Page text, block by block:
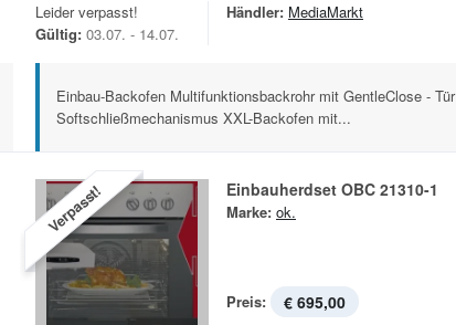
Leider verpasst!
Gültig: 03.07. - 14.07.
Händler: MediaMarkt
Einbau-Backofen Multifunktionsbackrohr mit GentleClose - Tür
Softschließmechanismus XXL-Backofen mit...
Verpasst! Einbauherdset OBC 21310-1
Marke: ok.
Preis: € 695,00